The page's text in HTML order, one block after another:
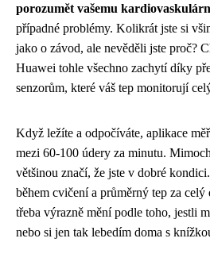
porozumět vašemu
případné problémy. Kolikrát jste si
jako o závod, ale nevěděli jste proč?
Huawei tohle všechno zachytí díky
senzorům, které váš tep monitorují
Když ležíte a odpočíváte, aplikace
mezi 60-100 údery za minutu.
většinou značí, že jste v dobré
během cvičení a průměrný tep za
třeba výrazně mění podle toho, jestli
nebo si jen tak lebedím doma s